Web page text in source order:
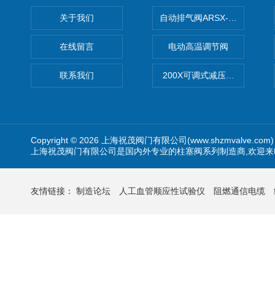
关于我们
在线留言
联系我们
自动排气阀ARSX-0015/
电动高温调节阀
200X可调式减压阀（减压稳
Copyright © 2026 上海祝茂阀门有限公司
上海祝茂阀门有限公司是国内外专业的柱塞阀系列制造商,欢迎
友情链接： 制造论坛 人工血管顺应性试验仪 阻燃通信电缆